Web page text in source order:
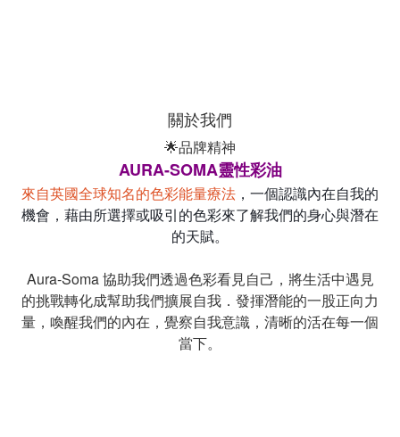
關於我們
🌟品牌精神
AURA-SOMA靈性彩油
來自英國全球知名的色彩能量療法 ，一個認識內在自我的
機會，藉由所選擇或吸引的色彩來了解我們的身心與潛在
的天賦。
Aura-Soma 協助我們透過色彩看見自己，將生活中遇見
的挑戰轉化成幫助我們擴展自我．發揮潛能的一股正向力
量，喚醒我們的內在，覺察自我意識，清晰的活在每一個
當下。